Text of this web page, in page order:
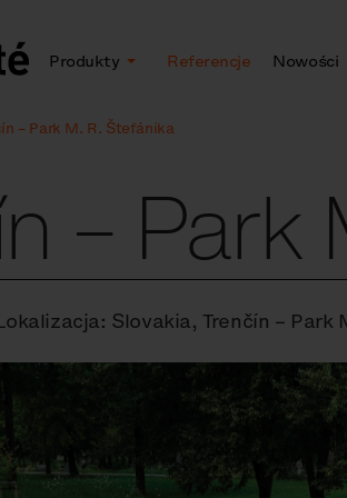
Produkty Referencje Nowości
– Park M. R. Štefánika
– Park
Slovakia, Trenčín – Park